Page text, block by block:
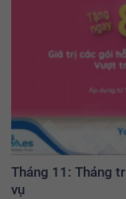
Tháng 11: Tháng
vụ